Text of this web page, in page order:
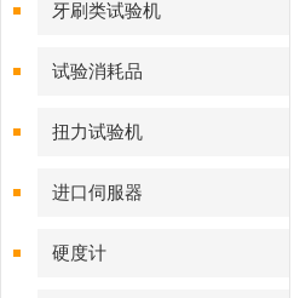
牙刷类试验机
试验消耗品
扭力试验机
进口伺服器
硬度计